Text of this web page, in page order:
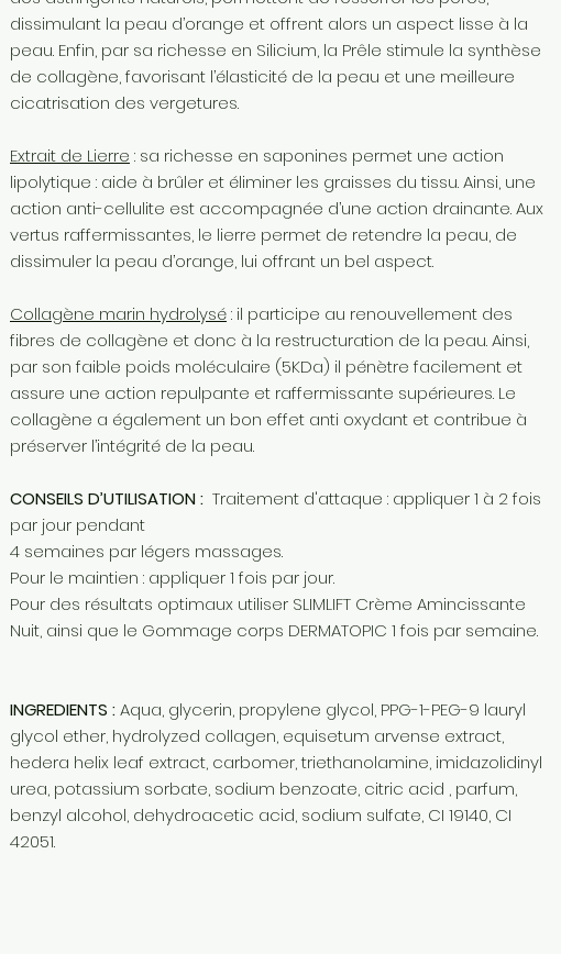
dissimulant la peau d’orange et offrent alors un aspect lisse à la
peau. Enfin, par sa richesse en Silicium, la Prêle stimule la synthèse
de collagène, favorisant l’élasticité de la peau et une meilleure
cicatrisation des vergetures.
Extrait de Lierre : sa richesse en saponines permet une action
lipolytique : aide à brûler et éliminer les graisses du tissu. Ainsi, une
action anti-cellulite est accompagnée d’une action drainante. Aux
vertus raffermissantes, le lierre permet de retendre la peau, de
dissimuler la peau d’orange, lui offrant un bel aspect.
Collagène marin hydrolysé: il participe au renouvellement des
fibres de collagène et donc à la restructuration de la peau. Ainsi,
par son faible poids moléculaire (5KDa) il pénètre facilement et
assure une action repulpante et raffermissante supérieures. Le
collagène a également un bon effet anti oxydant et contribue à
préserver l’intégrité de la peau.
CONSEILS D’UTILISATION : Traitement d'attaque : appliquer 1 à 2 fois
par jour pendant
4 semaines par légers massages.
Pour le maintien : appliquer 1 fois par jour.
Pour des résultats optimaux utiliser SLIMLIFT Crème Amincissante
Nuit, ainsi que le Gommage corps DERMATOPIC 1 fois par semaine.
INGREDIENTS :Aqua, glycerin, propylene glycol, PPG-1-PEG-9 lauryl
glycol ether, hydrolyzed collagen, equisetum arvense extract,
hedera helix leaf extract, carbomer, triethanolamine, imidazolidinyl
urea, potassium sorbate, sodium benzoate, citric acid , parfum,
benzyl alcohol, dehydroacetic acid, sodium sulfate, CI 19140, CI
42051.